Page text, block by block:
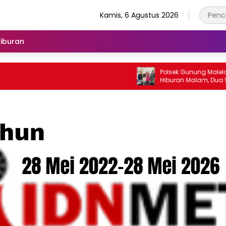
Kamis, 6 Agustus 2026
Polsek Gunung Malela Gerebek
Hiburan Malam, Dua Wanita
Pengguna Sabu Menangis Saat